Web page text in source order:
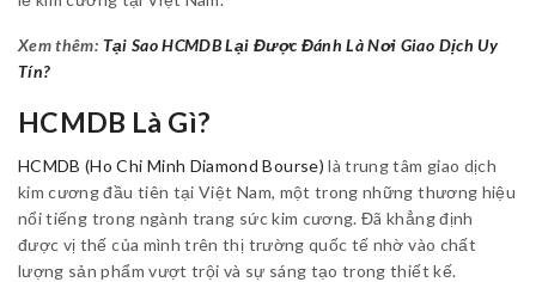
Xem thêm: Tại Sao HCMDB Lại Được Đánh Là Nơi Giao Dịch Uy
Tín?
HCMDB Là Gì?
HCMDB (Ho Chi Minh Diamond Bourse) là trung tâm giao dịch
kim cương đầu tiên tại Việt Nam, một trong những thương hiệu
nổi tiếng trong ngành trang sức kim cương. Đã khẳng định
được vị thế của mình trên thị trường quốc tế nhờ vào chất
lượng sản phẩm vượt trội và sự sáng tạo trong thiết kế.